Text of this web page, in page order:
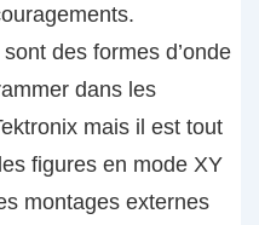
des formes d’onde
dans les
mais il est tout
figures en mode XY
montages externes